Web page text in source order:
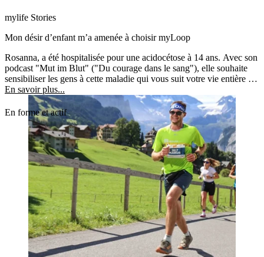
mylife Stories
Mon désir d’enfant m’a amenée à choisir myLoop
Rosanna, a été hospitalisée pour une acidocétose à 14 ans. Avec son
podcast "Mut im Blut" ("Du courage dans le sang"), elle souhaite
sensibiliser les gens à cette maladie qui vous suit votre vie entière et
encourager les personnes touchées.
En savoir plus...
En forme et actif